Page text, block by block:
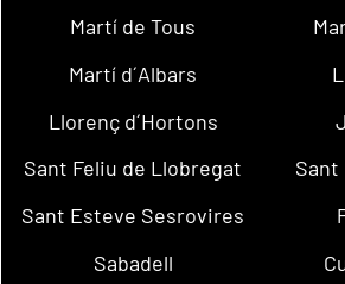
Martí de Tous
Martí d´Albars
Llorenç d´Hortons
Sant Feliu de Llobregat
Sant
Sant Esteve Sesrovires
Sabadell